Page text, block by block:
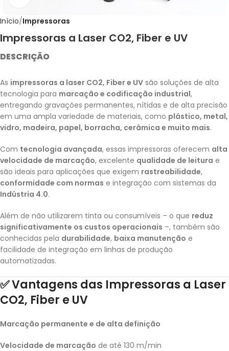
Início Impressoras
Impressoras a Laser CO2, Fiber e UV
DESCRIÇÃO
As impressoras a laser CO2, Fiber e UV são soluções de alta
tecnologia para marcação e codificação industrial,
entregando gravações permanentes, nítidas e de alta precisão
em uma ampla variedade de materiais, como plástico, metal,
vidro, madeira, papel, borracha, cerâmica e muito mais.
Com tecnologia avançada, essas impressoras oferecem alta
velocidade de marcação, excelente qualidade de leitura e
são ideais para aplicações que exigem rastreabilidade,
conformidade com normas e integração com sistemas da
Indústria 4.0.
Além de não utilizarem tinta ou consumíveis – o que reduz
significativamente os custos operacionais –, também são
conhecidas pela durabilidade, baixa manutenção e
facilidade de integração em linhas de produção
automatizadas.
✅Vantagens das Impressoras a Laser
CO2, Fiber e UV
Marcação permanente e de alta definição
Velocidade de marcação de até 130 m/min